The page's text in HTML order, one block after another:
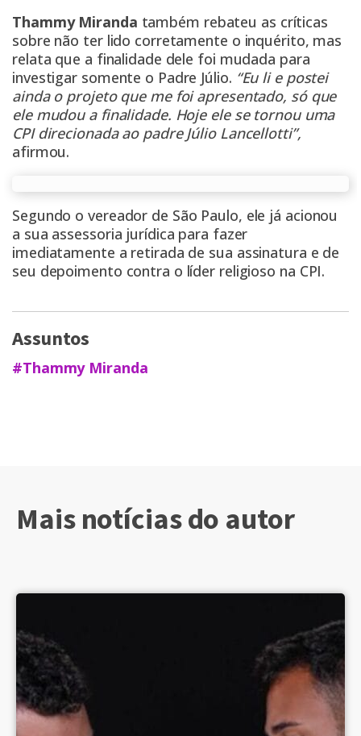
Thammy Miranda também rebateu as críticas
sobre não ter lido corretamente o inquérito, mas
relata que a finalidade dele foi mudada para
investigar somente o Padre Júlio. “Eu li e postei
ainda o projeto que me foi apresentado, só que
ele mudou a finalidade. Hoje ele se tornou uma
CPI direcionada ao padre Júlio Lancellotti”,
afirmou.
Segundo o vereador de São Paulo, ele já acionou
a sua assessoria jurídica para fazer
imediatamente a retirada de sua assinatura e de
seu depoimento contra o líder religioso na CPI.
Assuntos
#Thammy Miranda
Mais notícias do autor